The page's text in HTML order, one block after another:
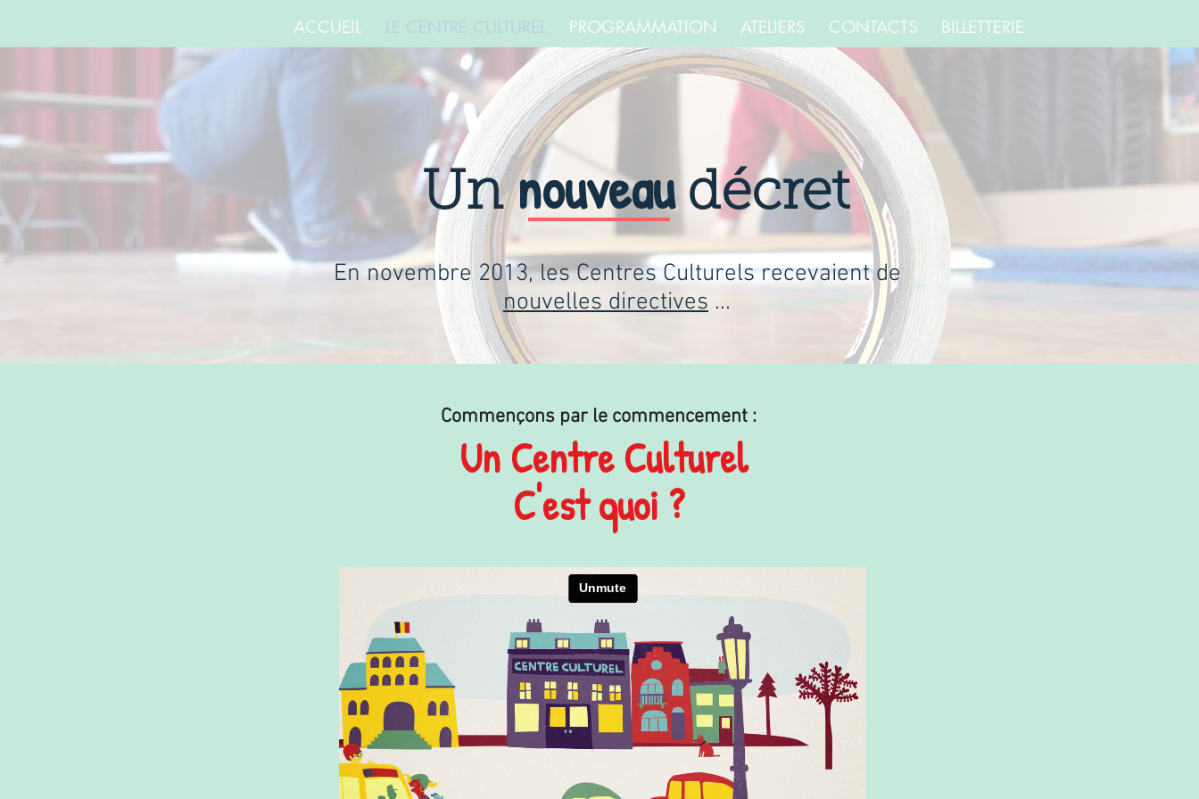
ACCUEIL LE CENTRE CULTUREL PROGRAMMATION ATELIERS CONTACTS BILLETTERIE
Unnouveau décret
En novembre 2013, les Centres Culturels recevaient de
nouvelles directives ...
Commençons par le commencement :
Un Centre Culturel
C'est quoi ?